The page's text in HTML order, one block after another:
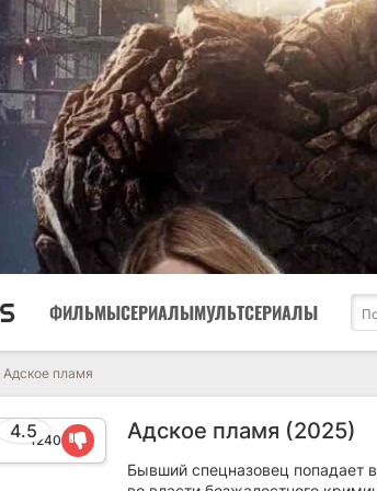
ФИЛЬМЫСЕРИАЛЫМУЛЬТСЕРИАЛЫ
Адское пламя
Адское пламя (2025)
4.51240
Бывший спецназовец попадает